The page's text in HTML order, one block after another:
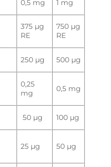
0,5 mg 1 mg
375 µg
RE
750 µg
RE
250 µg 500 µg
0,25
mg
0,5 mg
50 µg 100 µg
25 µg 50 µg